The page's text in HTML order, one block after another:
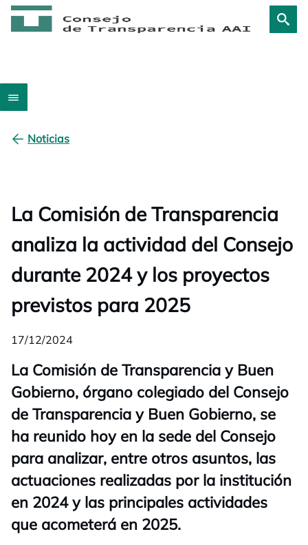
Noticias
La Comisión de Transparencia
analiza la actividad del Consejo
durante 2024 y los proyectos
previstos para 2025
17/12/2024
La Comisión de Transparencia y Buen
Gobierno, órgano colegiado del Consejo
de Transparencia y Buen Gobierno, se
ha reunido hoy en la sede del Consejo
para analizar, entre otros asuntos, las
actuaciones realizadas por la institución
en 2024 y las principales actividades
que acometerá en 2025.